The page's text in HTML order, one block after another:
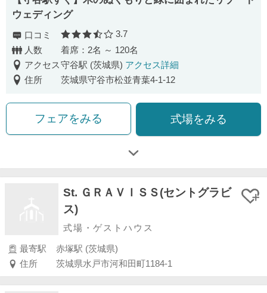
ウェディング
口コミ 口コミ評価
3.7
人数
着席：2名 ～ 120名
アクセス守谷駅 (茨城県) アクセス詳細
住所
茨城県守谷市松並青葉4-1-12
フェアをみる 式場をみる
St. ＧＲＡＶＩＳＳ(セントグラビ
ス)
式場・ゲストハウス
最寄駅
赤塚駅 (茨城県)
住所
茨城県水戸市河和田町1184-1